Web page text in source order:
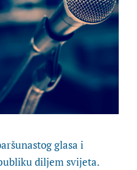
glasa i
diljem svijeta.